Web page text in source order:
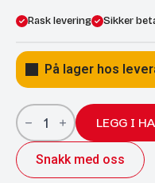
Rask levering Sikker
På lager hos
Gassfjærer
Arctic
22/10;
410/175
600N
antall
LEGG I
Snakk med oss